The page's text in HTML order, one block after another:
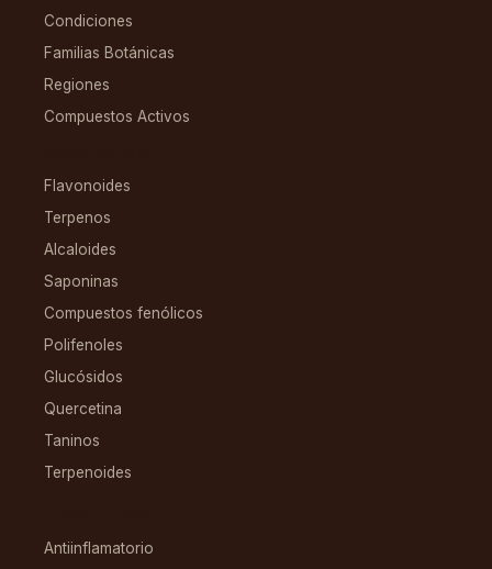
Condiciones
Familias Botánicas
Regiones
Compuestos Activos
Flavonoides
Terpenos
Alcaloides
Saponinas
Compuestos fenólicos
Polifenoles
Glucósidos
Quercetina
Taninos
Terpenoides
Antiinflamatorio